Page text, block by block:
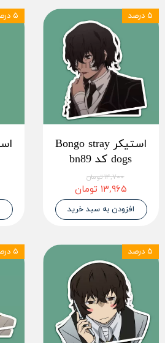
استیکر Bongo stray
dogs کد bn89
۱۴,۷۰۰ تومان
۱۳,۹۶۵ تومان
افزودن به سبد خرید
۵ درصد ۵ درصد
۵ درصد ۵ درصد